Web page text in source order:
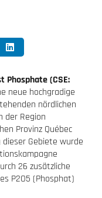
Phosphate (CSE:
neue hochgradige
nördlichen
der Region
Provinz Québec
Gebiete wurde
26 zusätzliche
P2O5 (Phosphat)